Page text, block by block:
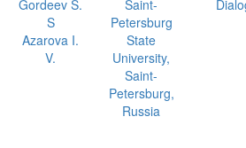
Gordeev S.
S
Azarova I.
V.
Saint-
Petersburg
State
University,
Saint-
Petersburg,
Russia